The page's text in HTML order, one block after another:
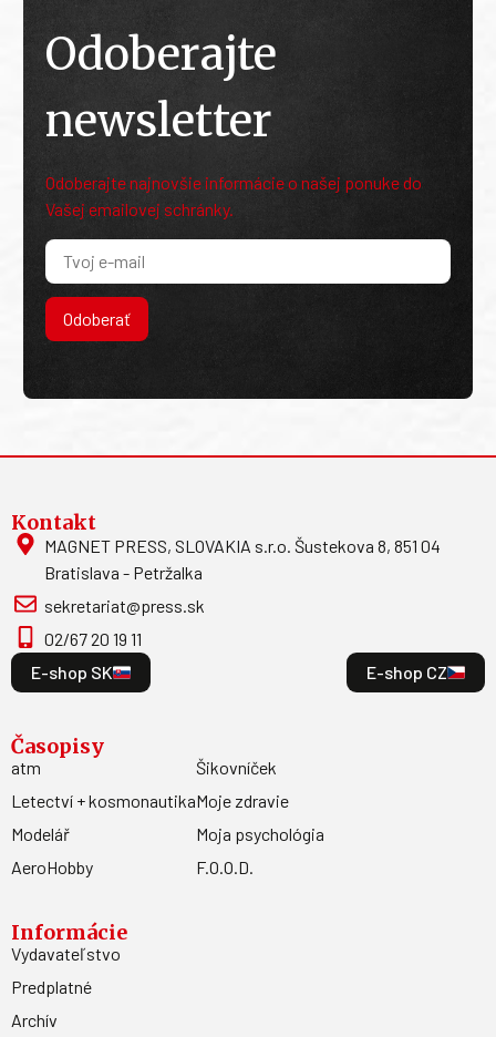
Odoberajte
newsletter
Odoberajte najnovšie informácie o našej ponuke do
Vašej emailovej schránky.
Odoberať
Kontakt
MAGNET PRESS, SLOVAKIA s.r.o. Šustekova 8, 851 04
Bratislava - Petržalka
sekretariat@press.sk
02/67 20 19 11
E-shop SK
E-shop CZ
Časopisy
atm
Letectví + kosmonautika
Modelář
AeroHobby
Šikovníček
Moje zdravie
Moja psychológia
F.O.O.D.
Informácie
Vydavateľstvo
Predplatné
Archív